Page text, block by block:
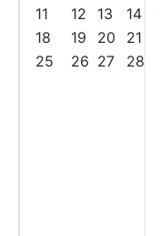
11
12 13 14
18
19 20 21
25
26 27 28